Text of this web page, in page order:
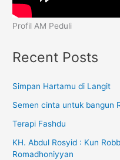
Profil AM Peduli
Recent Posts
Simpan Hartamu di Langit
Semen cinta untuk bangun
Terapi Fashdu
KH. Abdul Rosyid : Kun
Romadhoniyyan